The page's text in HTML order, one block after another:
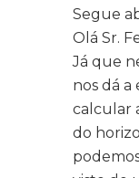
Segue
Olá Sr.
Já que
nos dá a
calcular
do